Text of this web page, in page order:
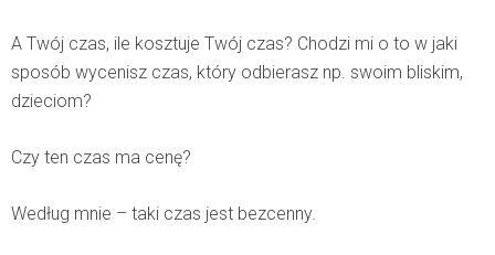
A Twój czas, ile kosztuje Twój czas? Chodzi mi o to w jaki
sposób wycenisz czas, który odbierasz np. swoim bliskim,
dzieciom?
Czy ten czas ma cenę?
Według mnie – taki czas jest bezcenny.